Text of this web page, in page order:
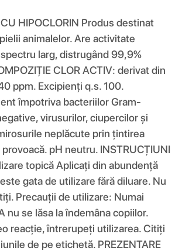
CU HIPOCLORIN Produs destinat
animalelor. Are activitate
larg, distrugând 99,9%
CLOR ACTIV: derivat din
ppm. Excipienți q.s. 100.
împotriva bacteriilor Gram-
virusurilor, ciupercilor și
neplăcute prin țintirea
pH neutru. INSTRUCȚIUNI
topică Aplicați din abundență
gata de utilizare fără diluare. Nu
Precauții de utilizare: Numai
nu se lăsa la îndemâna copiilor.
reacție, întrerupeți utilizarea. Citiți
de pe etichetă. PREZENTARE